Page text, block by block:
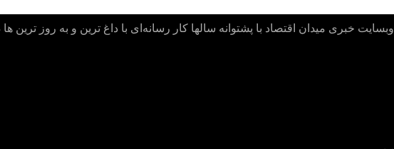
وبسایت خبری میدان اقتصاد با پشتوانه سالها کار رسانه‌ای با داغ ترین و به روز ترین